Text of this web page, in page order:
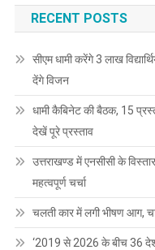
RECENT POSTS
सीएम धामी करेंगे 3 लाख
देंगे विजन
धामी कैबिनेट की बैठक, 15
देखें पूरे प्रस्ताव
उत्तराखण्ड में एनसीसी के
महत्वपूर्ण चर्चा
चलती कार में लगी भीषण आग,
‘2019 से 2026 के बीच 36